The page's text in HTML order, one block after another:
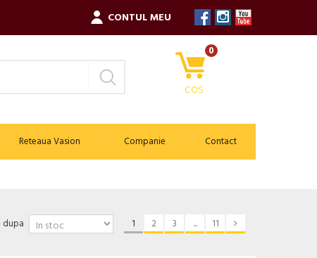
CONTUL MEU
0
COS
Reteaua Vasion Companie Contact
1 2 3 ... 11
dupa